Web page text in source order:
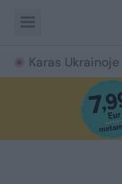
Karas Ukrainoje